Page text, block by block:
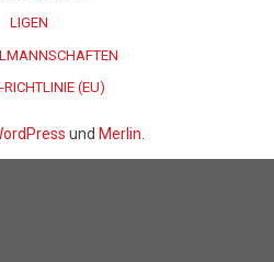
LIGEN
RICHTLINIE (EU)
und Merlin